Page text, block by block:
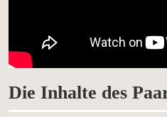
Die Inhalte des